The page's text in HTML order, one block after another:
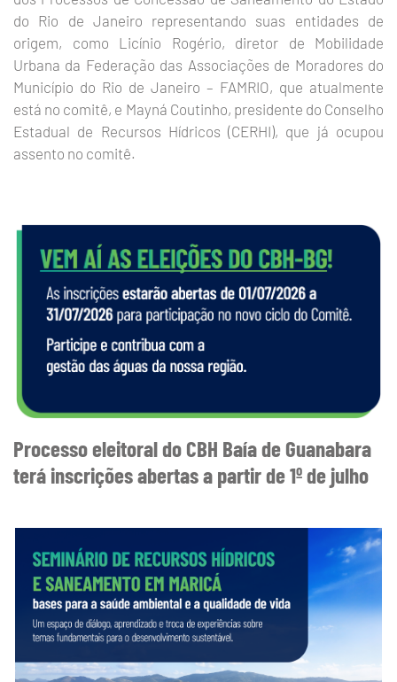
do Rio de Janeiro representando suas entidades de
origem, como Licínio Rogério, diretor de Mobilidade
Urbana da Federação das Associações de Moradores do
Município do Rio de Janeiro – FAMRIO, que atualmente
está no comitê, e Mayná Coutinho, presidente do Conselho
Estadual de Recursos Hídricos (CERHI), que já ocupou
assento no comitê.
Processo eleitoral do CBH Baía de Guanabara
terá inscrições abertas a partir de 1º de julho